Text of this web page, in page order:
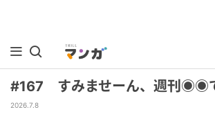
#167 すみませーん、週刊◉◉
2026.7.8